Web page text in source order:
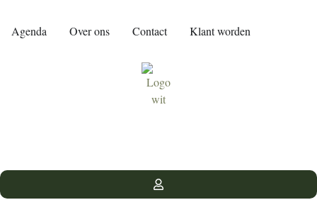
Agenda Over ons Contact Klant worden